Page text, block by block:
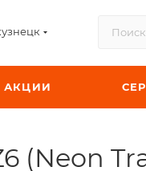
АКЦИИ
(Neon